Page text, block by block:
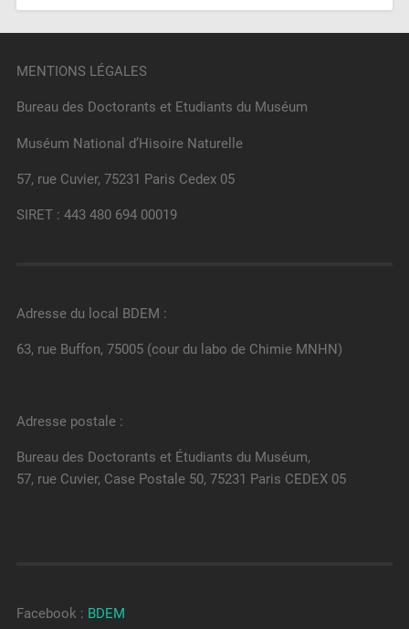
MENTIONS LÉGALES
Bureau des Doctorants et Etudiants du Muséum
Muséum National d’Hisoire Naturelle
57, rue Cuvier, 75231 Paris Cedex 05
SIRET : 443 480 694 00019
Adresse du local BDEM :
63, rue Buffon, 75005 (cour du labo de Chimie MNHN)
Adresse postale :
Bureau des Doctorants et Étudiants du Muséum,
57, rue Cuvier, Case Postale 50, 75231 Paris CEDEX 05
Facebook : BDEM